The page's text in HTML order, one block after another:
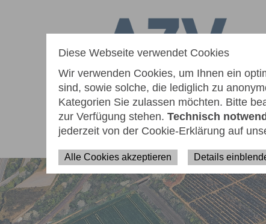
Diese Webseite verwendet Cookies
Wir verwenden Cookies, um Ihnen ein
sind, sowie solche, die lediglich zu
Kategorien Sie zulassen möchten. Bitte
zur Verfügung stehen. Technisch
jederzeit von der Cookie-Erklärung auf
Alle Cookies akzeptieren Details
Seiteninhalt
Navigation
Fußzeile
AKTUELLES WIEDERAUFBAU